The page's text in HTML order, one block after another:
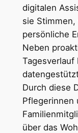
digitalen
sie
persönliche
Neben
Durch diese
Pflegerinnen
über das